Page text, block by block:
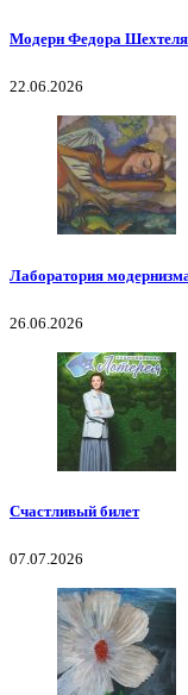
Модерн Федора Шехтеля
22.06.2026
Лаборатория
26.06.2026
Счастливый билет
07.07.2026